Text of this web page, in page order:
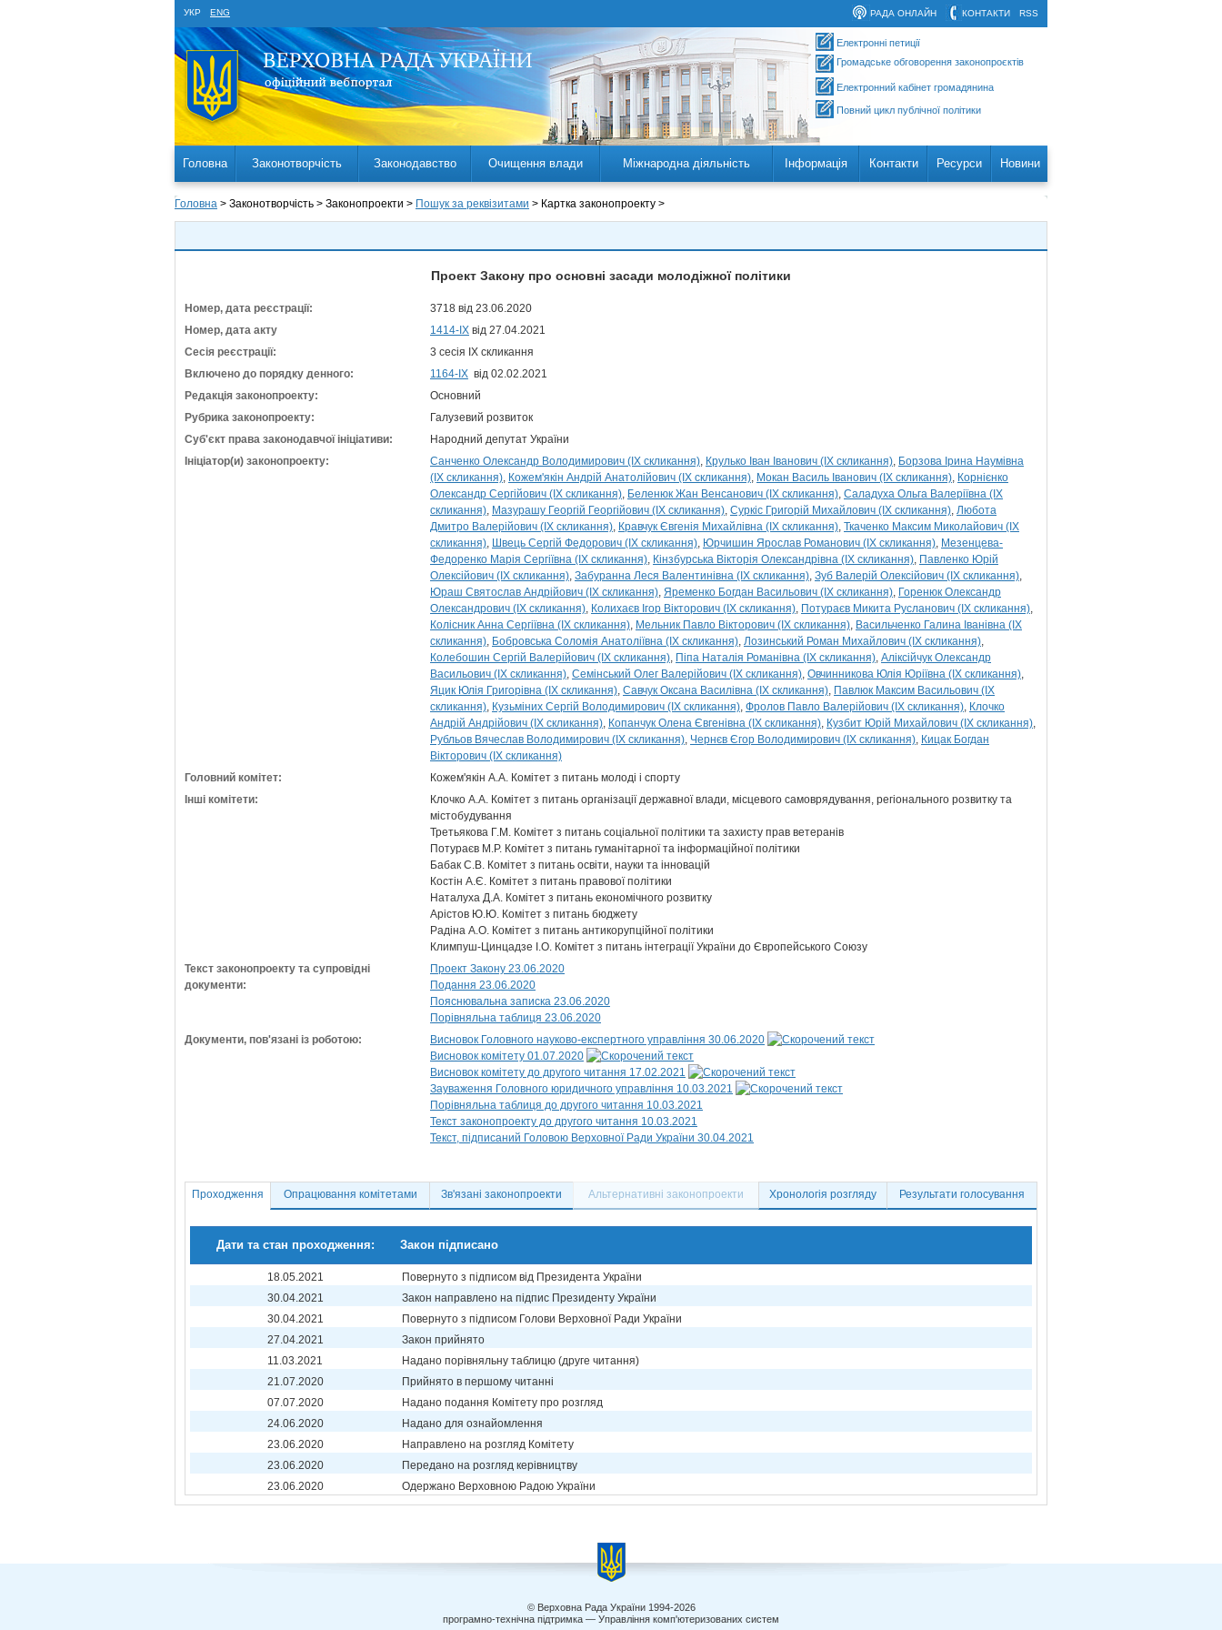
УКР ENG RSS
КОНТАКТИ
РАДА ОНЛАЙН
Електронні петиції
Громадське обговорення законопроєктів
Електронний кабінет громадянина
Повний цикл публічної політики
Головна Законотворчість Законодавство Очищення влади Міжнародна діяльність Інформація Контакти Ресурси Новини
Головна > Законотворчість > Законопроекти > Пошук за реквізитами > Картка законопроекту >
Проект Закону про основні засади молодіжної політики
Номер, дата реєстрації:
3718 від 23.06.2020
Номер, дата акту
1414-IX від 27.04.2021
Сесія реєстрації:
3 сесія IX скликання
Включено до порядку денного:
1164-ІХ від 02.02.2021
Редакція законопроекту:
Основний
Рубрика законопроекту:
Галузевий розвиток
Суб'єкт права законодавчої ініціативи:
Народний депутат України
Ініціатор(и) законопроекту:
Санченко Олександр Володимирович (IX скликання) Крулько Іван Іванович (IX скликання) Борзова Ірина Наумівна
(IX скликання) Кожем'якін Андрій Анатолійович (IX скликання) Мокан Василь Іванович (IX скликання) Корнієнко
Олександр Сергійович (IX скликання) Беленюк Жан Венсанович (IX скликання) Саладуха Ольга Валеріївна (IX
скликання) Мазурашу Георгій Георгійович (IX скликання) Суркіс Григорій Михайлович (IX скликання) Любота
Дмитро Валерійович (IX скликання) Кравчук Євгенія Михайлівна (IX скликання) Ткаченко Максим Миколайович (IX
скликання) Швець Сергій Федорович (IX скликання) Юрчишин Ярослав Романович (IX скликання) Мезенцева-
Федоренко Марія Сергіївна (IX скликання) Кінзбурська Вікторія Олександрівна (IX скликання) Павленко Юрій
Олексійович (IX скликання) Забуранна Леся Валентинівна (IX скликання) Зуб Валерій Олексійович (IX скликання)
Юраш Святослав Андрійович (IX скликання) Яременко Богдан Васильович (IX скликання) Горенюк Олександр
Олександрович (IX скликання) Колихаєв Ігор Вікторович (IX скликання) Потураєв Микита Русланович (IX скликання)
Колісник Анна Сергіївна (IX скликання) Мельник Павло Вікторович (IX скликання) Васильченко Галина Іванівна (IX
скликання) Бобровська Соломія Анатоліївна (IX скликання) Лозинський Роман Михайлович (IX скликання)
Колебошин Сергій Валерійович (IX скликання) Піпа Наталія Романівна (IX скликання) Аліксійчук Олександр
Васильович (IX скликання) Семінський Олег Валерійович (IX скликання) Овчинникова Юлія Юріївна (IX скликання)
Яцик Юлія Григорівна (IX скликання) Савчук Оксана Василівна (IX скликання) Павлюк Максим Васильович (IX
скликання) Кузьміних Сергій Володимирович (IX скликання) Фролов Павло Валерійович (IX скликання) Клочко
Андрій Андрійович (IX скликання) Копанчук Олена Євгенівна (IX скликання) Кузбит Юрій Михайлович (IX скликання)
Рубльов Вячеслав Володимирович (IX скликання) Чернєв Єгор Володимирович (IX скликання) Кицак Богдан
Вікторович (IX скликання)
Головний комітет:
Кожем'якін А.А. Комітет з питань молоді і спорту
Інші комітети:
Клочко А.А. Комітет з питань організації державної влади, місцевого самоврядування, регіонального розвитку та
містобудування
Третьякова Г.М. Комітет з питань соціальної політики та захисту прав ветеранів
Потураєв М.Р. Комітет з питань гуманітарної та інформаційної політики
Бабак С.В. Комітет з питань освіти, науки та інновацій
Костін А.Є. Комітет з питань правової політики
Наталуха Д.А. Комітет з питань економічного розвитку
Арістов Ю.Ю. Комітет з питань бюджету
Радіна А.О. Комітет з питань антикорупційної політики
Климпуш-Цинцадзе І.О. Комітет з питань інтеграції України до Європейського Союзу
Текст законопроекту та супровідні
документи:
Проект Закону 23.06.2020
Подання 23.06.2020
Пояснювальна записка 23.06.2020
Порівняльна таблиця 23.06.2020
Документи, пов'язані із роботою:
Висновок Головного науково-експертного управління 30.06.2020
Висновок комітету 01.07.2020
Висновок комітету до другого читання 17.02.2021
Зауваження Головного юридичного управління 10.03.2021
Порівняльна таблиця до другого читання 10.03.2021
Текст законопроекту до другого читання 10.03.2021
Текст, підписаний Головою Верховної Ради України 30.04.2021
Проходження Опрацювання комітетами Зв'язані законопроекти Альтернативні законопроекти Хронологія розгляду Результати голосування
Дати та стан проходження: Закон підписано
18.05.2021
Повернуто з підписом від Президента України
30.04.2021
Закон направлено на підпис Президенту України
30.04.2021
Повернуто з підписом Голови Верховної Ради України
27.04.2021
Закон прийнято
11.03.2021
Надано порівняльну таблицю (друге читання)
21.07.2020
Прийнято в першому читанні
07.07.2020
Надано подання Комітету про розгляд
24.06.2020
Надано для ознайомлення
23.06.2020
Направлено на розгляд Комітету
23.06.2020
Передано на розгляд керівництву
23.06.2020
Одержано Верховною Радою України
© Верховна Рада України 1994-2026
програмно-технічна підтримка — Управління комп'ютеризованих систем